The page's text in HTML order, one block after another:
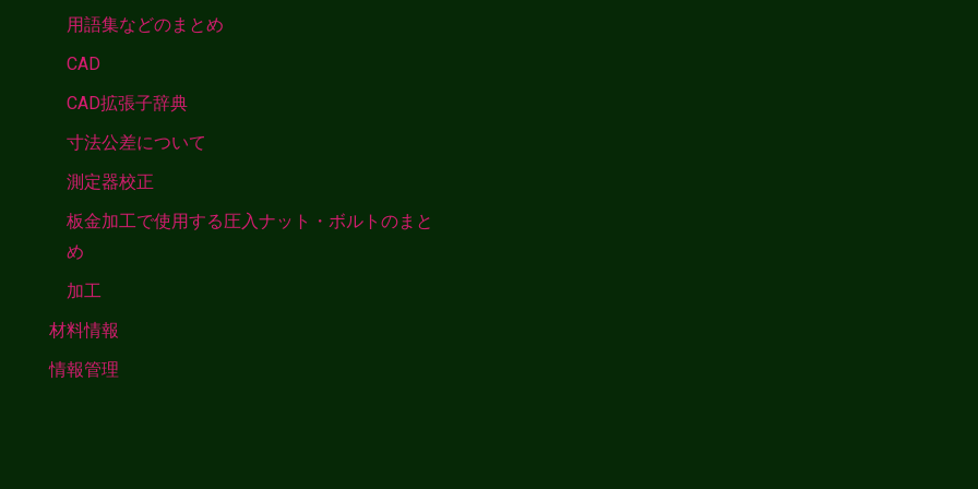
用語集などのまとめ
CAD
CAD拡張子辞典
寸法公差について
測定器校正
板金加工で使用する圧入ナット・ボルトのまと
め
加工
材料情報
情報管理